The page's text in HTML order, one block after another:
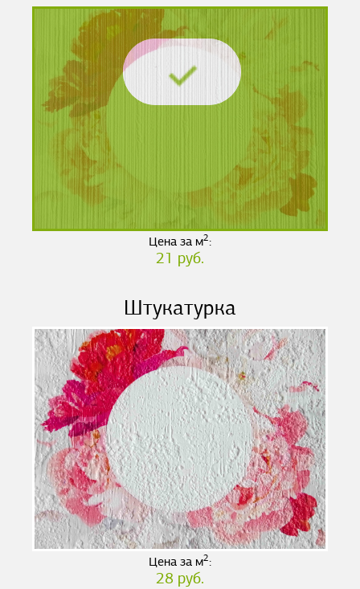
Цена за м2:
21 руб.
Штукатурка
Цена за м2:
28 руб.